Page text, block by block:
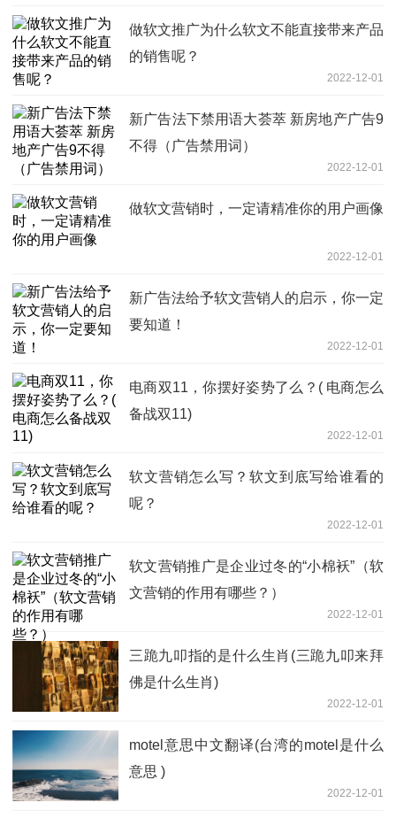
做软文推广为什么软文不能直接带来产品
的销售呢？
2022-12-01
新广告法下禁用语大荟萃 新房地产广告9
不得（广告禁用词）
2022-12-01
做软文营销时，一定请精准你的用户画像
2022-12-01
新广告法给予软文营销人的启示，你一定
要知道！
2022-12-01
电商双11，你摆好姿势了么？( 电商怎么
备战双11)
2022-12-01
软文营销怎么写？软文到底写给谁看的
呢？
2022-12-01
软文营销推广是企业过冬的“小棉袄”（软
文营销的作用有哪些？）
2022-12-01
三跪九叩指的是什么生肖(三跪九叩来拜
佛是什么生肖)
2022-12-01
motel意思中文翻译(台湾的motel是什么
意思 )
2022-12-01